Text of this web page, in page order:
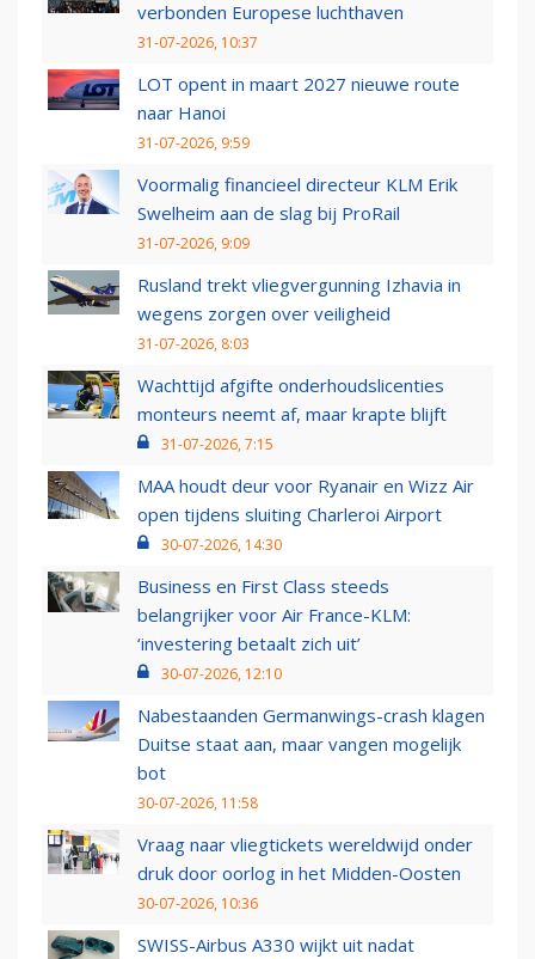
verbonden Europese luchthaven
31-07-2026, 10:37
LOT opent in maart 2027 nieuwe route
naar Hanoi
31-07-2026, 9:59
Voormalig financieel directeur KLM Erik
Swelheim aan de slag bij ProRail
31-07-2026, 9:09
Rusland trekt vliegvergunning Izhavia in
wegens zorgen over veiligheid
31-07-2026, 8:03
Wachttijd afgifte onderhoudslicenties
monteurs neemt af, maar krapte blijft
31-07-2026, 7:15
MAA houdt deur voor Ryanair en Wizz Air
open tijdens sluiting Charleroi Airport
30-07-2026, 14:30
Business en First Class steeds
belangrijker voor Air France-KLM:
‘investering betaalt zich uit’
30-07-2026, 12:10
Nabestaanden Germanwings-crash klagen
Duitse staat aan, maar vangen mogelijk
bot
30-07-2026, 11:58
Vraag naar vliegtickets wereldwijd onder
druk door oorlog in het Midden-Oosten
30-07-2026, 10:36
SWISS-Airbus A330 wijkt uit nadat